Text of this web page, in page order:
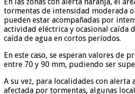
tormentas de intensidad moderada
pueden estar acompañadas por
actividad eléctrica y ocasional caída
caída de agua en cortos períodos.
En este caso, se esperan valores de
entre 70 y 90 mm, pudiendo ser
A su vez, para localidades con alerta
afectada por tormentas, algunas